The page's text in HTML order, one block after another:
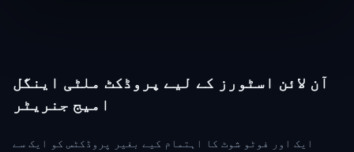
آن لائن اسٹورز کے لیے پروڈکٹ ملٹی اینگل
امیج جنریٹر
ایک اور فوٹو شوٹ کا اہتمام کیے بغیر پروڈکٹس کو ایک سے